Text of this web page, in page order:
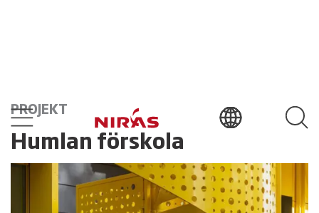
PROJEKT
Humlan förskola